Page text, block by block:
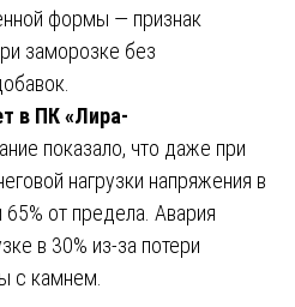
формы — признак
заморозке без
в ПК «Лира-
показало, что даже при
нагрузки напряжения в
от предела. Авария
в 30% из-за потери
с камнем.